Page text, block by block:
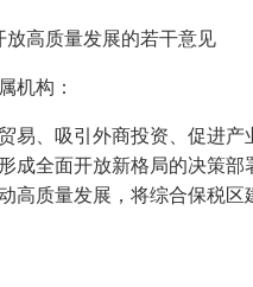
放高质量发展的若干意见
机构：
易、吸引外商投资、促进产
成全面开放新格局的决策部
高质量发展，将综合保税区